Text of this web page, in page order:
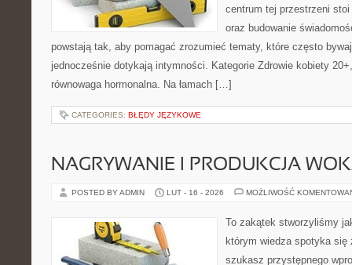
centrum tej przestrzeni
oraz budowanie
powstają tak, aby pomagać zrozumieć tematy, które często
jednocześnie dotykają intymności. Kategorie Zdrowie kobiety
równowaga hormonalna. Na łamach […]
CATEGORIES: BŁĘDY JĘZYKOWE
NAGRYWANIE I PRODUKCJA
POSTED BY ADMIN LUT - 16 - 2026 MOŻLIWOŚĆ
To zakątek stworzyliśmy
którym wiedza spotyka
szukasz przystępnego